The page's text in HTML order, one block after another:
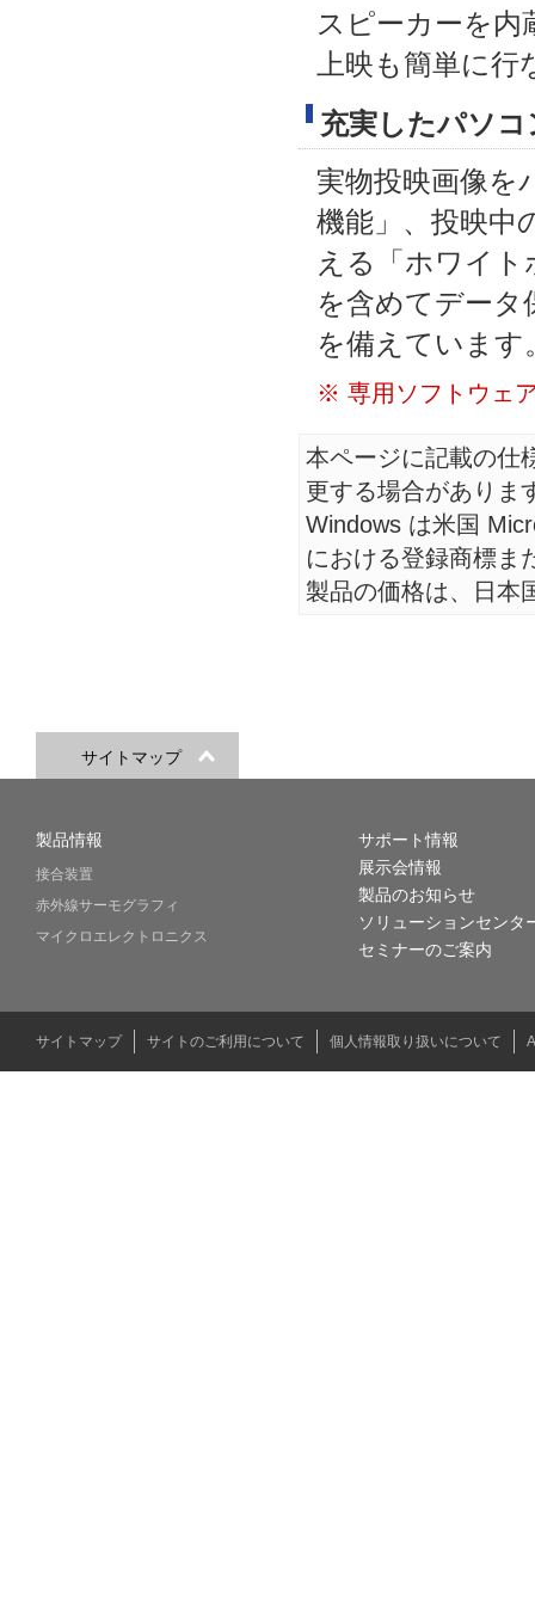
スピーカーを
上映も簡単に
充実したパソコ
実物投映画像を
機能」、投映中
える「ホワイ
を含めてデータ
を備えています
※ 専用ソフトウェ
本ページに記載の仕
更する場合がありま
Windows は米国
における登録商標ま
製品の価格は、日本
サイトマップ
製品情報
接合装置
赤外線サーモグラフィ
マイクロエレクトロニクス
サポート情報
展示会情報
製品のお知らせ
ソリューションセンタ
セミナーのご案内
サイトマップ サイトのご利用について 個人情報取り扱いについて